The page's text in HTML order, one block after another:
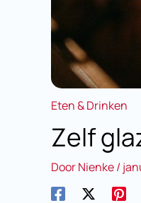
Eten & Drinken
Zelf
DoorNienke/